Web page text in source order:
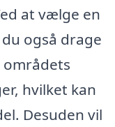
at vælge en
også drage
hvilket kan
Desuden vil